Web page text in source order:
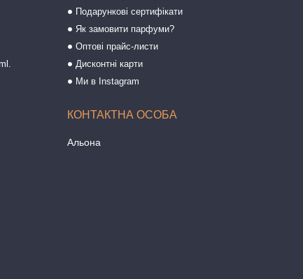
Подарункові сертифікати
Як замовити парфуми?
Оптові прайс-листи
Дисконтні карти
Ми в Instagram
Альона